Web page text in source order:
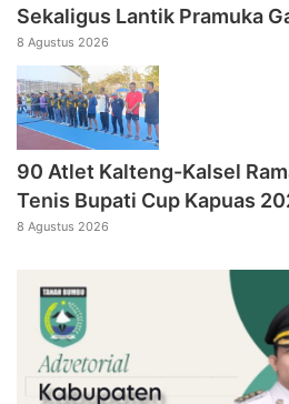
Sekaligus Lantik Pramuka
8 Agustus 2026
90 Atlet Kalteng-Kalsel
Tenis Bupati Cup Kapuas
8 Agustus 2026